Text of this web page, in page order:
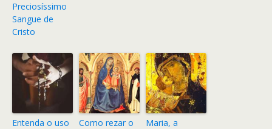
Preciosíssimo
Sangue de
Cristo
Entenda o uso
Como rezar o
Maria, a